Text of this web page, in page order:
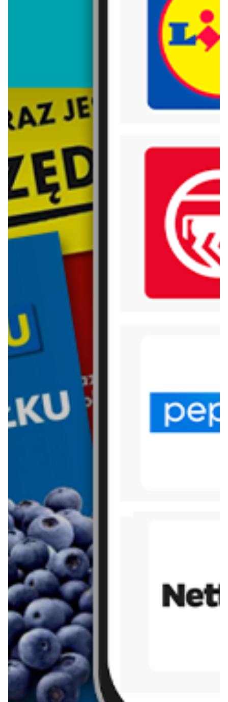
Trafiłeś na nieaktualną gazetkę
Zobacz aktualne gazetki Blix!
Zawartość dla osób
pełnoletnich
ODBLOKUJ
od dziś
Lidl
już za 2 dni
Carrefour
WIĘCEJ GAZETEK AUCHAN